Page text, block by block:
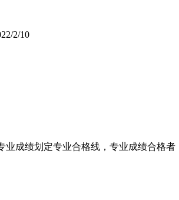
2/10
成绩划定专业合格线，专业成绩合格